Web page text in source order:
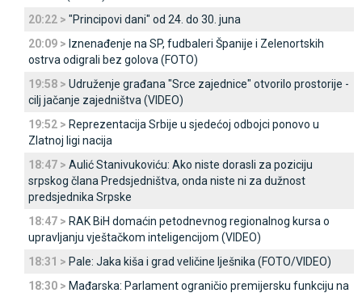
20:22 > "Principovi dani" od 24. do 30. juna
20:09 > Iznenađenje na SP, fudbaleri Španije i Zelenortskih
ostrva odigrali bez golova (FOTO)
19:58 > Udruženje građana "Srce zajednice" otvorilo prostorije -
cilj jačanje zajedništva (VIDEO)
19:52 > Reprezentacija Srbije u sjedećoj odbojci ponovo u
Zlatnoj ligi nacija
18:47 > Aulić Stanivukoviću: Ako niste dorasli za poziciju
srpskog člana Predsjedništva, onda niste ni za dužnost
predsjednika Srpske
18:47 > RAK BiH domaćin petodnevnog regionalnog kursa o
upravljanju vještačkom inteligencijom (VIDEO)
18:31 > Pale: Јaka kiša i grad veličine lješnika (FOTO/VIDEO)
18:30 > Mađarska: Parlament ograničio premijersku funkciju na